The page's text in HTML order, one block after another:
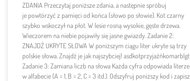
ZDANIA Przeczytaj poniższe zdania, a następnie spróbuj
je powtórzyć z pamięci od końca (słowo po słowie). Kot czarny
szybko wskoczył na płot. W lesie rosną wysokie, gęste drzewa.
Wieczorem na niebie pojawiły się jasne gwiazdy. Zadanie 2:
ZNAJDŹ UKRYTE SŁOWA W poniższym ciągu liter ukryte są trzy
polskie słowa. Znajdź je jak najszybciej! asdkotprzyjaźńkomarblgt
Zadanie 3: Zamiana liczb na słowa Każda cyfra odpowiada literze
w alfabecie (A = 1, B = 2, C = 3 itd.). Odszyfruj poniższy kod i zapisz